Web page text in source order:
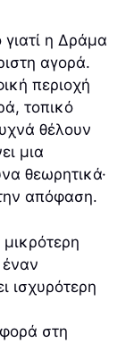
γιατί η Δράμα
αγορά.
περιοχή
τοπικό
θέλουν
μια
θεωρητικά·
απόφαση.
έναν
ισχυρότερη
στη